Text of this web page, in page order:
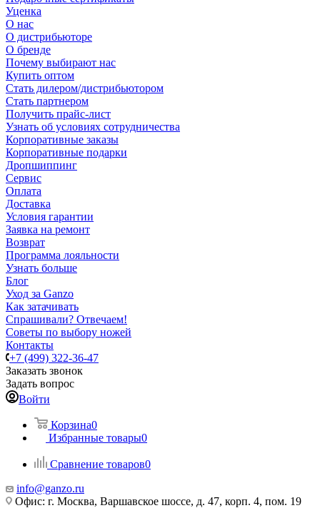
Уценка
О нас
О дистрибьюторе
О бренде
Почему выбирают нас
Купить оптом
Стать дилером/дистрибьютором
Стать партнером
Получить прайс-лист
Узнать об условиях сотрудничества
Корпоративные заказы
Корпоративные подарки
Дропшиппинг
Сервис
Оплата
Доставка
Условия гарантии
Заявка на ремонт
Возврат
Программа лояльности
Узнать больше
Блог
Уход за Ganzo
Как затачивать
Спрашивали? Отвечаем!
Советы по выбору ножей
Контакты
+7 (499) 322-36-47
Заказать звонок
Задать вопрос
Войти
Корзина0
Избранные товары0
Сравнение товаров0
info@ganzo.ru
Офис: г. Москва, Варшавское шоссе, д. 47, корп. 4, пом. 19